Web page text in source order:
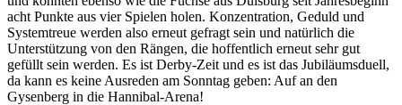
acht Punkte aus vier Spielen holen. Konzentration, Geduld und
Systemtreue werden also erneut gefragt sein und natürlich die
Unterstützung von den Rängen, die hoffentlich erneut sehr gut
gefüllt sein werden. Es ist Derby-Zeit und es ist das Jubiläumsduell,
da kann es keine Ausreden am Sonntag geben: Auf an den
Gysenberg in die Hannibal-Arena!